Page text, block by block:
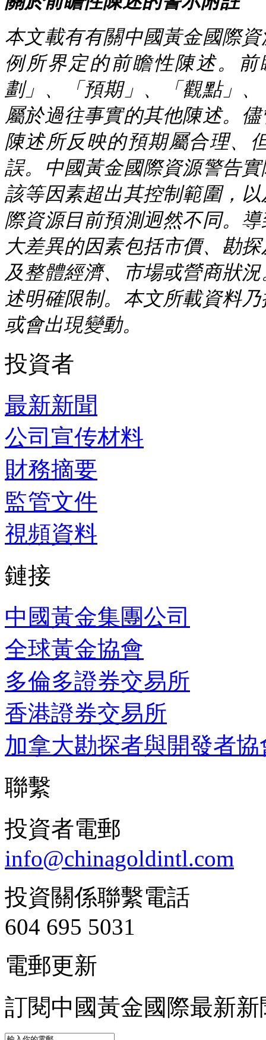
本文載有有關中國黃金國際
例所界定的前瞻性陳述。
劃」、「預期」、「觀點」
屬於過往事實的其他陳述。
陳述所反映的預期屬合理、
誤。中國黃金國際資源警告
該等因素超出其控制範圍，
際資源目前預測迥然不同。
大差異的因素包括市價、勘
及整體經濟、市場或營商狀
述明確限制。本文所載資料
或會出現變動。
投資者
最新新聞
公司宣传材料
財務摘要
監管文件
視頻資料
鏈接
中國黃金集團公司
全球黃金協會
多倫多證券交易所
香港證券交易所
加拿大勘探者與開發者協
聯繫
投資者電郵
info@chinagoldintl.com
投資關係聯繫電話
604 695 5031
電郵更新
訂閱中國黃金國際最新新